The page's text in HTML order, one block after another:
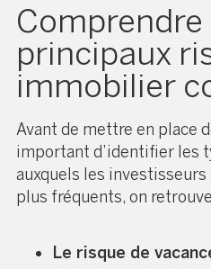
Comprendre
principaux
immobilier
Avant de mettre en place
important d’identifier les
auxquels les
plus fréquents, on
Le risque de